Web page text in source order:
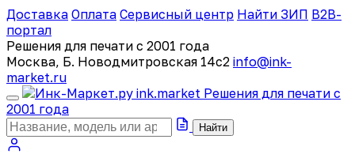
Доставка Оплата Сервисный центр Найти ЗИП B2B-
портал
Решения для печати с 2001 года
Москва, Б. Новодмитровская 14с2 info@ink-
market.ru
ink.market Решения для печати с
2001 года
Найти